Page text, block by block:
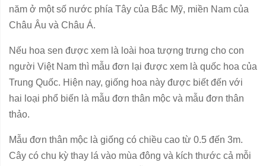
năm ở một số nước phía Tây của Bắc Mỹ, miền Nam của
Châu Âu và Châu Á.
Nếu hoa sen được xem là loài hoa tượng trưng cho con
người Việt Nam thì mẫu đơn lại được xem là quốc hoa của
Trung Quốc. Hiện nay, giống hoa này được biết đến với
hai loại phổ biến là mẫu đơn thân mộc và mẫu đơn thân
thảo.
Mẫu đơn thân mộc là giống có chiều cao từ 0.5 đến 3m.
Cây có chu kỳ thay lá vào mùa đông và kích thước cả mỗi